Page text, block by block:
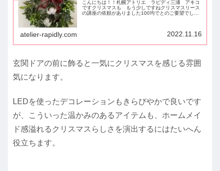
こんにちは！！札幌アトリエ ラピディ三浦 アキコ
ですクリスマスも もう少しですねクリスマスリース
の講座の依頼がありました100均でとのご要望でした
atelier-rapidly.com 2022.11.16
玄関ドアの前に飾ると一気にクリスマスを感じる雰囲
気になります。
LEDを使ったデコレーションもきらびやかで良いです
が、こういった温かみのあるアイテムも、ホームメイ
ド感溢れるクリスマスらしさを演出するにはたいへん
役立ちます。